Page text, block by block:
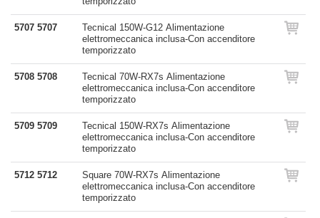
5707 5707
Tecnical 150W-G12 Alimentazione
elettromeccanica inclusa-Con accenditore
temporizzato
5708 5708
Tecnical 70W-RX7s Alimentazione
elettromeccanica inclusa-Con accenditore
temporizzato
5709 5709
Tecnical 150W-RX7s Alimentazione
elettromeccanica inclusa-Con accenditore
temporizzato
5712 5712
Square 70W-RX7s Alimentazione
elettromeccanica inclusa-Con accenditore
temporizzato